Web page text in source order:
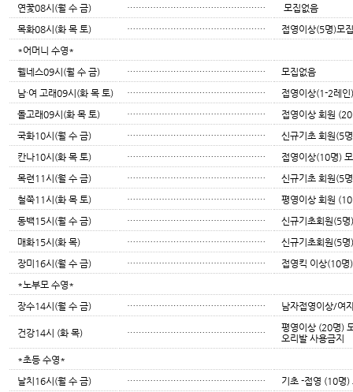
연꽃08시(월 수 금)
…………………………………………
모집없음
목화08시(화 목 토)
…………………………………………
접영이상(5명)모
*어머니 수영*
웰네스09시(월 수 금)
…………………………………………
모집없음
남·여 고래09시(화 목 토)
…………………………………………
접영이상(1-2레
돌고래09시(화 목 토)
…………………………………………
접영이상 회원
국화10시(월 수 금)
…………………………………………
신규기초 회원(5
칸나10시(화 목 토)
…………………………………………
접영이상(10명)
목련11시(월 수 금)
…………………………………………
신규기초 회원(5
철쭉11시(화 목 토)
…………………………………………
평영이상 회원
동백15시(월 수 금)
…………………………………………
신규기초회원(5명
매화15시(화 목)
…………………………………………
신규기초회원(5명
장미16시(월 수 금)
…………………………………………
접영킥 이상(10명
*노부모 수영*
장수14시(월 수 금)
………………………………………… 남자접영이상/여
건강14시 (화 목) …………………………………………
평영이상 (20명)
오리발 사용금지
*초등 수영*
날치16시(월 수 금)
…………………………………………
기초 -접영 (10명)